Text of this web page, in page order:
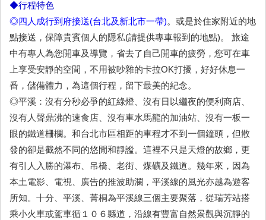
◆行程特色
◎四人成行到府接送(台北及新北市一帶)。或是於住家附近的地
點接送，保障貴賓個人的隱私(請提供專車報到的地點)。 旅途
中有專人為您開車及導覽，省去了自己開車的疲勞，您可在車
上享受安靜的空間，不用被吵雜的卡拉OK打擾，好好休息一
番，儲備體力，為這個行程，留下最美的紀念。
◎平溪：沒有分秒必爭的紅綠燈、沒有日以繼夜的便利商店、
沒有人聲鼎沸的速食店、沒有車水馬龍的加油站、沒有一板一
眼的鐵道柵欄。和台北市區相距的車程才不到一個鐘頭，但散
發的卻是截然不同的悠閒和靜謐。這裡不只是天燈的故鄉，更
有引人入勝的瀑布、吊橋、老街、煤礦及鐵道。幾年來，因為
本土電影、電視、廣告的推波助瀾，平溪線的風光亦越為遊客
所知。十分、平溪、菁桐為平溪線三個主要聚落，從瑞芳站搭
乘小火車或駕車循１０６縣道，沿線有豐富自然景觀與沉靜的